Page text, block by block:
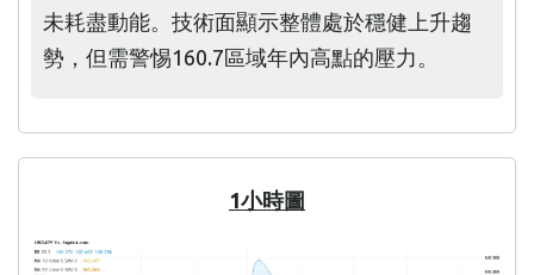
未耗盡動能。技術面顯示整體處於穩健上升趨
勢，但需警惕160.7區域年內高點的壓力。
1小時圖